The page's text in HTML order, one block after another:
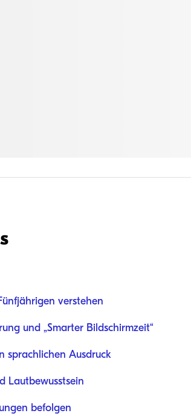
verstehen
und „Smarter Bildschirmzeit“
sprachlichen Ausdruck
Lautbewusstsein
befolgen